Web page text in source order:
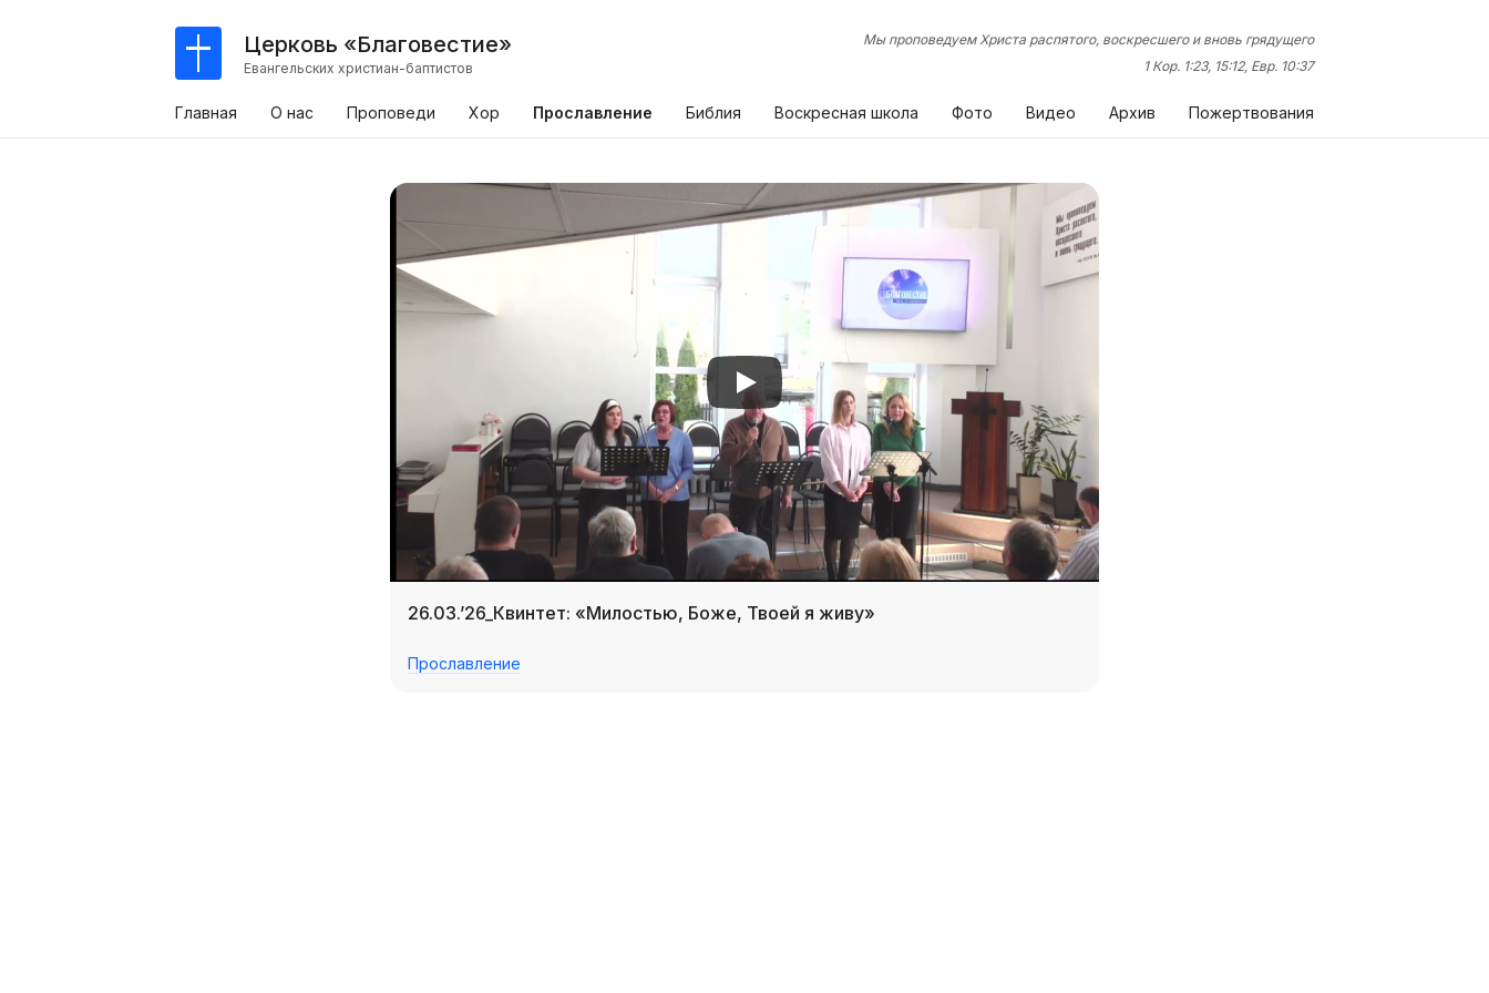
Церковь «Благовестие»
Евангельских христиан-баптистов
Мы проповедуем Христа распятого, воскресшего и вновь грядущего
1 Кор. 1:23, 15:12, Евр. 10:37
Главная О нас Проповеди Хор Прославление Библия Воскресная школа Фото Видео Архив Пожертвования
26.03.’26_Квинтет: «Милостью, Боже, Твоей я живу»
Прославление